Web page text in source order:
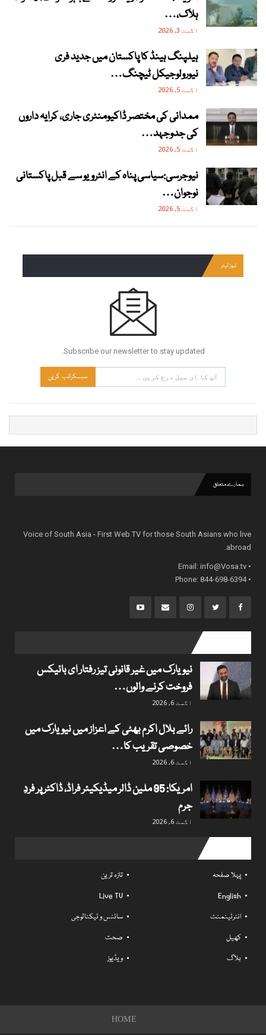
ہلاک،…
اگست 3, 2026
ہیلپنگ ہینڈ کا پاکستان میں جدید فری
نیورولوجیکل ٹیچنگ…
اگست 5, 2026
ممدانی کی مختصر ڈاکیومنٹری جاری، کرایہ داروں
کی جدوجہد…
اگست 5, 2026
نیوجرسی:سیاسی پناہ کے انٹرویو سے قبل پاکستانی
نوجوان…
اگست 5, 2026
نیوز لیٹر
Subscribe our newsletter to stay updated.
سبسکرائب کریں
ہمارے متعلق
Voice of South Asia - First Web TV for those South Asians who live
abroad.
• Email:
info@Vosa.tv
• Phone: 844-698-6394
نیویارک میں غیر قانونی تیز رفتار ای بائیکس
فروخت کرنے والوں…
اگست 6, 2026
رائے بلال اکرم بھٹی کے اعزاز میں نیویارک میں
خصوصی تقریب کا…
اگست 6, 2026
امریکا: 95 ملین ڈالر میڈیکیئر فراڈ، ڈاکٹر پر فردِ
جرم
اگست 6, 2026
پہلا صفحہ
تازہ ترین
English
Live TV
انٹرٹینمنٹ
سائنس و ٹیکنالوجی
کھیل
صحت
بلاگ
ویڈیوز
HOME